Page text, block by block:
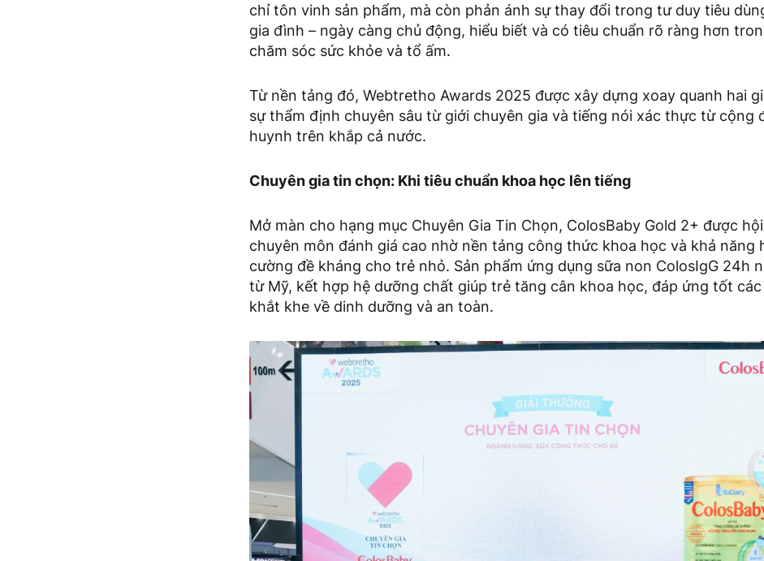
chỉ tôn vinh sản phẩm, mà còn phản ánh sự thay đổi trong tư duy tiêu
gia đình – ngày càng chủ động, hiểu biết và có tiêu chuẩn rõ ràng hơn
chăm sóc sức khỏe và tổ ấm.
Từ nền tảng đó, Webtretho Awards 2025 được xây dựng xoay quanh hai
sự thẩm định chuyên sâu từ giới chuyên gia và tiếng nói xác thực từ cộng
huynh trên khắp cả nước.
Chuyên gia tin chọn: Khi tiêu chuẩn khoa học lên tiếng
Mở màn cho hạng mục Chuyên Gia Tin Chọn, ColosBaby Gold 2+ được
chuyên môn đánh giá cao nhờ nền tảng công thức khoa học và khả năng
cường đề kháng cho trẻ nhỏ. Sản phẩm ứng dụng sữa non ColosIgG 24h
từ Mỹ, kết hợp hệ dưỡng chất giúp trẻ tăng cân khoa học, đáp ứng tốt
khắt khe về dinh dưỡng và an toàn.